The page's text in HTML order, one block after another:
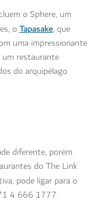
o Sphere, um
oTapasake, que
uma impressionante
restaurante
do arquipélago
diferente, porém
do The Link
pode ligar para o
4 666 1777.